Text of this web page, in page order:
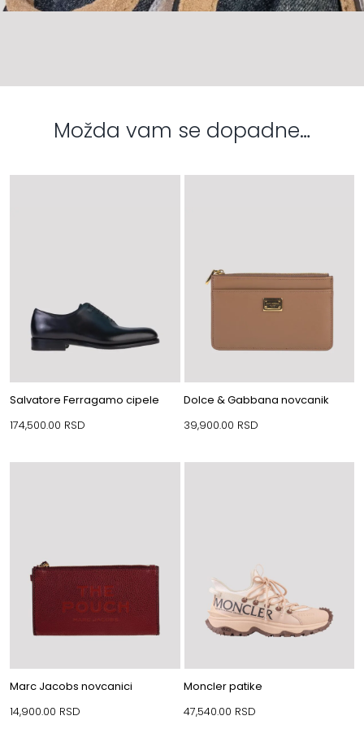
Možda vam se dopadne…
Salvatore Ferragamo cipele
174,500.00 RSD
Dolce & Gabbana novcanik
39,900.00 RSD
Marc Jacobs novcanici
14,900.00 RSD
Moncler patike
47,540.00 RSD